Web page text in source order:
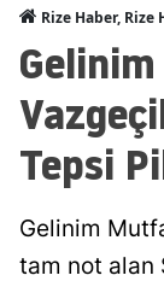
Rize Haber,
Tepsi
Gelinim
tam not alan